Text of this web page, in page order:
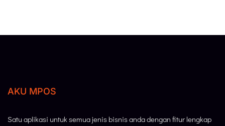
AKU MPOS
Satu aplikasi untuk semua jenis bisnis anda dengan fitur lengkap